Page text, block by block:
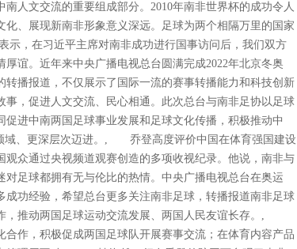
人文交流的重要组成部分。2010年南非世界杯的成功令人
、展现新南非形象意义深远。足球为两个相隔万里的国家
，在习近平主席对南非成功进行国事访问后，我们双方
谊。近年来中央广播电视总台圆满完成2022年北京冬奥
转播报道，不仅展示了国际一流的赛事转播能力和科技创新
，促进人文交流、民心相通。此次总台与南非足协以足球
进中南两国足球事业发展和足球文化传播，积极推动中
域、更深层次迈进。, 乔登高度评价中国在体育强国建设
观众通过央视频道观赛创造的多项收视纪录。他说，南非与
足球都拥有无与伦比的热情。中央广播电视总台在奥运
功经验，希望总台更多关注南非足球，转播报道南非足球
，推动两国足球运动交流发展、两国人民友谊长存。,
作，积极促成两国足球队开展赛事交流；在体育内容产品